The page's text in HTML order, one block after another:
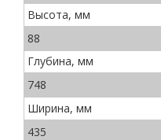
Высота, мм
88
Глубина, мм
748
Ширина, мм
435